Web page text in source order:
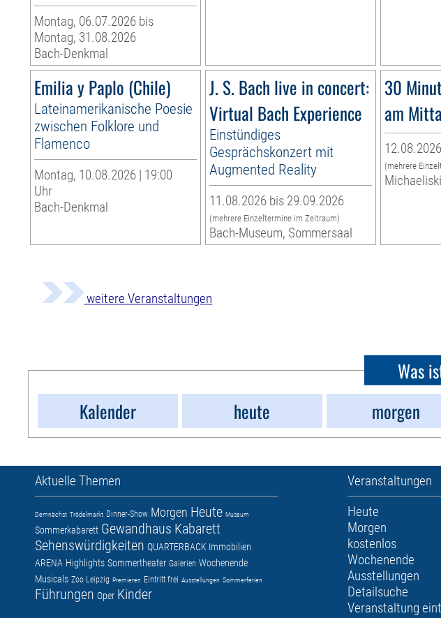
Montag, 06.07.2026 bis
Montag, 31.08.2026
Bach-Denkmal
Emilia y Paplo (Chile)
Lateinamerikanische Poesie
zwischen Folklore und
Flamenco
Montag, 10.08.2026 | 19:00
Uhr
Bach-Denkmal
J. S. Bach live in concert:
Virtual Bach Experience
Einstündiges
Gesprächskonzert mit
Augmented Reality
11.08.2026 bis 29.09.2026
(mehrere Einzeltermine im Zeitraum)
Bach-Museum, Sommersaal
30
am
(mehrere
weitere Veranstaltungen
Was
Kalender
heute morgen
Aktuelle Themen
Demnächst Trödelmarkt Dinner-Show Morgen Heute Museum
Sommerkabarett Gewandhaus Kabarett
Sehenswürdigkeiten QUARTERBACK Immobilien
ARENA Highlights Sommertheater Galerien Wochenende
Musicals Zoo Leipzig Premieren Eintritt frei Ausstellungen Sommerferien
Führungen Oper Kinder
Veranstaltungen
Heute
Morgen
kostenlos
Wochenende
Ausstellungen
Detailsuche
Veranstaltung